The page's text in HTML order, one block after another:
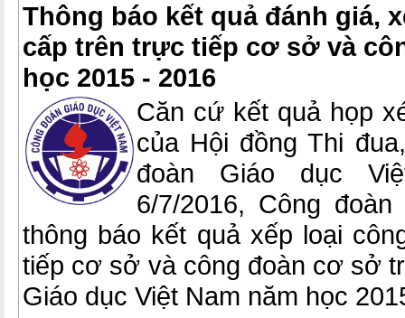
Thông báo kết quả đánh giá,
cấp trên trực tiếp cơ sở và
học 2015 - 2016
Căn cứ kết quả họp
của Hội đồng Thi
đoàn Giáo dục
6/7/2016, Công
thông báo kết quả xếp loại
tiếp cơ sở và công đoàn cơ sở
Giáo dục Việt Nam năm học